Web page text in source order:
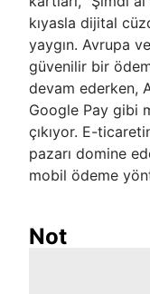
kıyasla dijital
yaygın. Avrupa
güvenilir bir
devam ederken,
Google Pay gibi
çıkıyor. E-
pazarı domine
mobil ödeme
Not